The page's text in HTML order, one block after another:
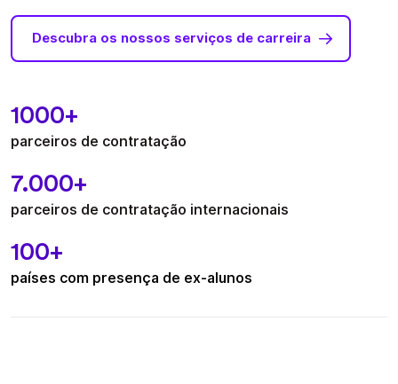
Descubra os nossos serviços de carreira
1000+
parceiros de contratação
7.000+
parceiros de contratação internacionais
100+
países com presença de ex-alunos